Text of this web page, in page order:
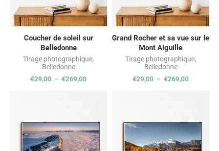
Coucher de soleil sur
Belledonne
Tirage photographique,
Belledonne
€29,00 – €269,00
Grand Rocher et sa vue sur le
Mont Aiguille
Tirage photographique,
Belledonne
€29,00 – €269,00